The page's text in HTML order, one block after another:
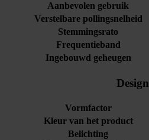
Aanbevolen gebruik
Verstelbare pollingsnelheid
Stemmingsrato
Frequentieband
Ingebouwd geheugen
Design
Vormfactor
Kleur van het product
Belichting